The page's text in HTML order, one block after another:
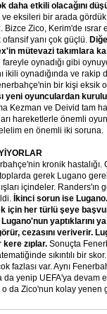
daha etkili olacağını
ve eksileri bir arada
Bizce Zico, Kerim'de ısrar
yanı çok güçlü.
mütevazi takımlara
oynadığı gibi
ikili oynadığında ve rakip
bir kişi eksik
yeni oyunculardan
Kezman ve Deivid tam
hareketlerle önemli
en önemli iki soruna.
kronik
gerek Lugano
içindeler. Randers'ın
İkinci sorun ise Lugano.
için her türlü şeye
Lugano'nun yaptıklarını ya
cezasını veriverir.
kere zıplar. Sonuçta
sıkıntılı bir
fazlası var. Aynı
da yenip UEFA'ya
o da Zico'nun kolay yenen